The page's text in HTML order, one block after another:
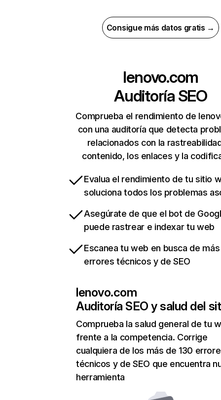
Consigue más datos gratis →
lenovo.com
Auditoría SEO
Comprueba el rendimiento de
con una auditoría que detecta
relacionados con la
contenido, los enlaces y la
Evalua el rendimiento de tu sitio
soluciona todos los problemas
Asegúrate de que el bot de
puede rastrear e indexar tu web
Escanea tu web en busca de
errores técnicos y de SEO
lenovo.com
Auditoría SEO y salud del
Comprueba la salud general de tu
frente a la competencia. Corrige
cualquiera de los más de 130
técnicos y de SEO que encuentra
herramienta